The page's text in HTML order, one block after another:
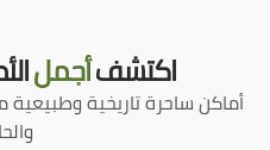
اكتشفأجمل
أماكن ساحرة تاريخية وطبيعية